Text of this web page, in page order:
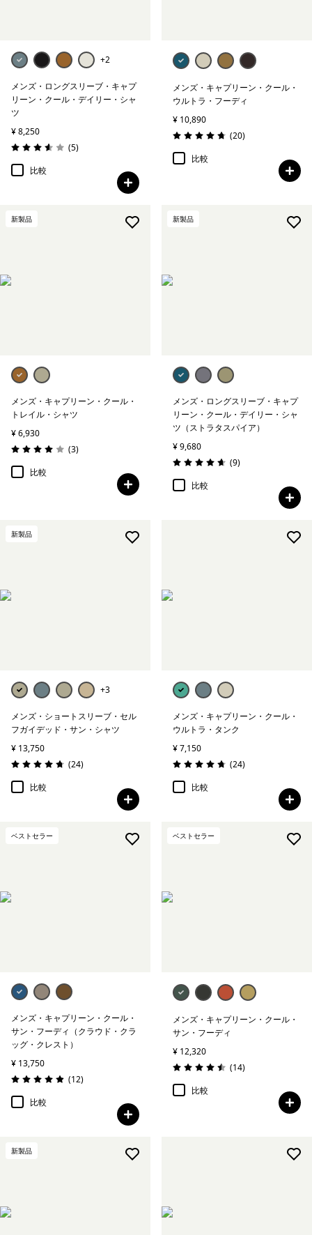
+2
メンズ・ロングスリーブ・キャプ
リーン・クール・デイリー・シャ
ツ
¥ 8,250
評価: 3.6 / 5
(5レビュー
)
比較
メンズ・キャプリーン・クール・
ウルトラ・フーディ
¥ 10,890
評価: 4.8 / 5
(20レビュー
)
比較
新製品
メンズ・キャプリーン・クール・
トレイル・シャツ
¥ 6,930
評価: 4.0 / 5
(3レビュー
)
比較
新製品
メンズ・ロングスリーブ・キャプ
リーン・クール・デイリー・シャ
ツ（ストラタスパイア）
¥ 9,680
評価: 4.7 / 5
(9レビュー
)
比較
新製品
+3
メンズ・ショートスリーブ・セル
フガイデッド・サン・シャツ
¥ 13,750
評価: 4.8 / 5
(24レビュー
)
比較
メンズ・キャプリーン・クール・
ウルトラ・タンク
¥ 7,150
評価: 4.8 / 5
(24レビュー
)
比較
ベストセラー
メンズ・キャプリーン・クール・
サン・フーディ（クラウド・クラ
ッグ・クレスト）
¥ 13,750
評価: 4.9 / 5
(12レビュー
)
比較
ベストセラー
メンズ・キャプリーン・クール・
サン・フーディ
¥ 12,320
評価: 4.5 / 5
(14レビュー
)
比較
新製品